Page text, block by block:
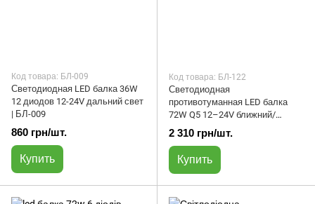
Код товара: БЛ-009
Светодиодная LED балка 36W
12 диодов 12-24V дальний свет
| БЛ-009
860 грн/шт.
Купить
Код товара: БЛ-122
Светодиодная
противотуманная LED балка
72W Q5 12–24V ближний/
дальний белый свет | БЛ-122
2 310 грн/шт.
Купить